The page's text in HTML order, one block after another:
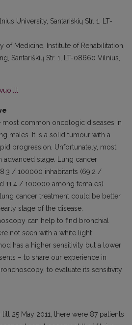
University, Santariškių Str. 1, LT-
of Medicine, Institute of Rehabilitation,
Santariškių Str. 1, LT-08660 Vilnius,
most common oncologic diseases in
males. It is a solid tumour with a
progression. Unfortunately, most
advanced stage. Lung cancer
/ 100000 inhabitants (69.2 /
11.4 / 100000 among females)
cancer treatment could be better
stage of the disease.
can help to find bronchial
not seen with a white light
has a higher sensitivity but a lower
– to share our experience in
to evaluate its sensitivity
25 May 2011, there were 87 patients